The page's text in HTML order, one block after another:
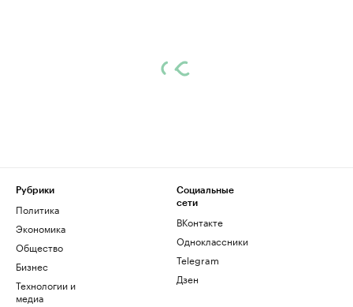
Рубрики
Политика
Экономика
Общество
Бизнес
Технологии и
медиа
Социальные
сети
ВКонтакте
Одноклассники
Telegram
Дзен